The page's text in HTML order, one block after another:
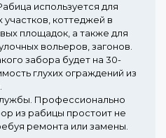
используется для
коттеджей в
площадок, а также для
вольеров, загонов.
забора будет на 30-
глухих ограждений из
Профессионально
из рабицы простоит не
ремонта или замены.